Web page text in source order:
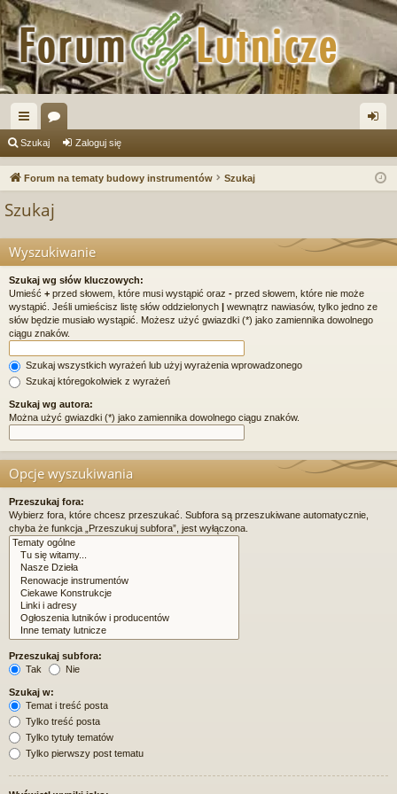
ię
ce
or
a og
ę
Szukaj Zaloguj się
Forum na tematy budowy instrumentów Szukaj
Szukaj
Wyszukiwanie
Szukaj wg słów kluczowych:
Umieść + przed słowem, które musi wystąpić oraz - przed słowem, które nie może
wystąpić. Jeśli umieścisz listę słów oddzielonych | wewnątrz nawiasów, tylko jedno ze
słów będzie musiało wystąpić. Możesz użyć gwiazdki (*) jako zamiennika dowolnego
ciągu znaków.
Szukaj wszystkich wyrażeń lub użyj wyrażenia wprowadzonego
Szukaj któregokolwiek z wyrażeń
Szukaj wg autora:
Można użyć gwiazdki (*) jako zamiennika dowolnego ciągu znaków.
Opcje wyszukiwania
Przeszukaj fora:
Wybierz fora, które chcesz przeszukać. Subfora są przeszukiwane automatycznie,
chyba że funkcja „Przeszukuj subfora”, jest wyłączona.
Przeszukaj subfora:
Tak
Nie
Szukaj w:
Temat i treść posta
Tylko treść posta
Tylko tytuły tematów
Tylko pierwszy post tematu